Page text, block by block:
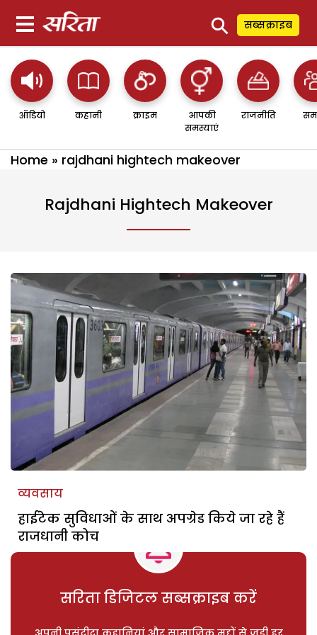
⚲ सब्सक्राइब
ऑडियो कहानी क्राइम
आपकी
समस्याएं
राजनीति
Home » rajdhani hightech makeover
Rajdhani Hightech Makeover
व्यवसाय
हाईटेक सुविधाओं के साथ अपग्रेड किये जा रहे हैं
राजधानी कोच
सरिता डिजिटल सब्सक्राइब करें